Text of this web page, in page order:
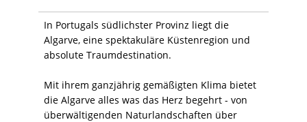
In Portugals südlichster Provinz liegt die
Algarve, eine spektakuläre Küstenregion und
absolute Traumdestination.
Mit ihrem ganzjährig gemäßigten Klima bietet
die Algarve alles was das Herz begehrt - von
überwältigenden Naturlandschaften über